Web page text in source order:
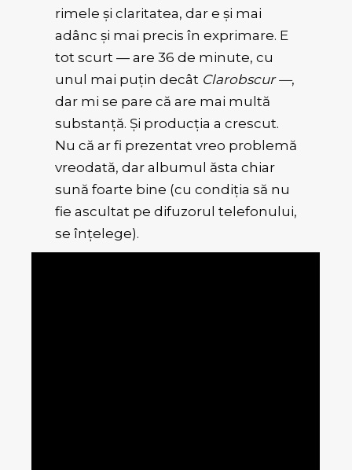
rimele și claritatea, dar e și mai
adânc și mai precis în exprimare. E
tot scurt — are 36 de minute, cu
unul mai puțin decât Clarobscur —,
dar mi se pare că are mai multă
substanță. Și producția a crescut.
Nu că ar fi prezentat vreo problemă
vreodată, dar albumul ăsta chiar
sună foarte bine (cu condiția să nu
fie ascultat pe difuzorul telefonului,
se înțelege).